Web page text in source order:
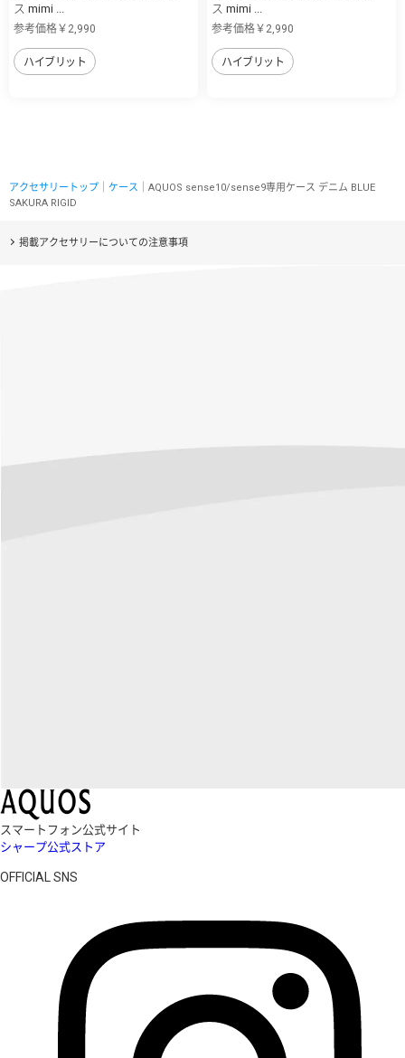
ス mimi ...
参考価格￥2,990
ハイブリット
ス mimi ...
参考価格￥2,990
ハイブリット
アクセサリートップ ケース ｜AQUOS sense10/sense9専用ケース デニム BLUE
SAKURA RIGID
掲載アクセサリーについての注意事項
スマートフォン公式サイト
シャープ公式ストア
OFFICIAL SNS